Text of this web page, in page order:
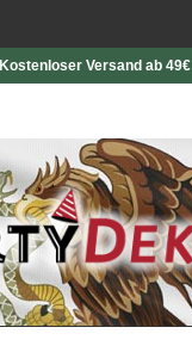
Kostenloser Versand ab 49€